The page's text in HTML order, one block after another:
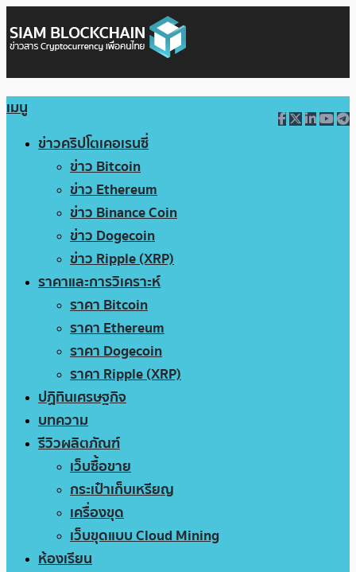
เมนู
ข่าวคริปโตเคอเรนซี่
ข่าว Bitcoin
ข่าว Ethereum
ข่าว Binance Coin
ข่าว Dogecoin
ข่าว Ripple (XRP)
ราคาและการวิเคราะห์
ราคา Bitcoin
ราคา Ethereum
ราคา Dogecoin
ราคา Ripple (XRP)
ปฏิทินเศรษฐกิจ
บทความ
รีวิวผลิตภัณฑ์
เว็บซื้อขาย
กระเป๋าเก็บเหรียญ
เครื่องขุด
เว็บขุดแบบ Cloud Mining
ห้องเรียน